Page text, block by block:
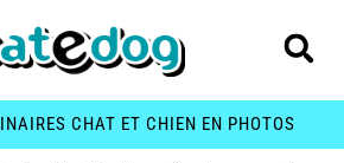
CHAT ET CHIEN EN PHOTOS